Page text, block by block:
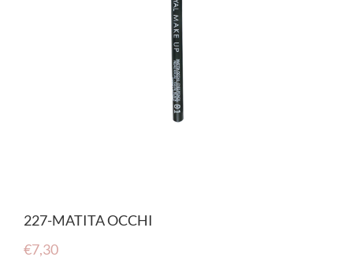
227-MATITA OCCHI
€7,30